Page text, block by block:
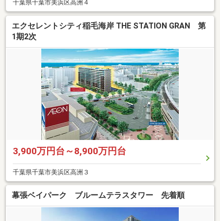
千葉県千葉市美浜区高洲４
エクセレントシティ稲毛海岸 THE STATION GRAN 第
1期2次
3,900万円台～8,900万円台
千葉県千葉市美浜区高洲３
幕張ベイパーク ブルームテラスタワー 先着順